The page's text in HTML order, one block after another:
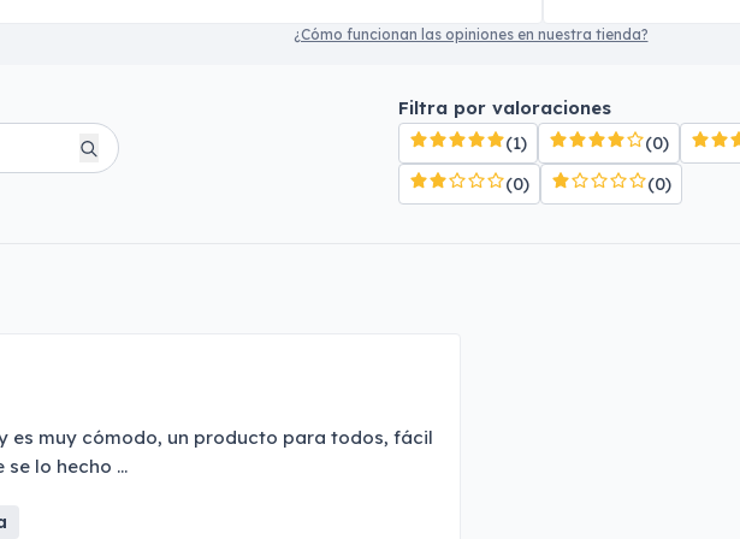
¿Cómo funcionan las opiniones en nuestra tienda?
Filtra por valoraciones
(1)
(0)
(0)
(0)
es muy cómodo, un producto para todos, fácil
se lo hecho ...